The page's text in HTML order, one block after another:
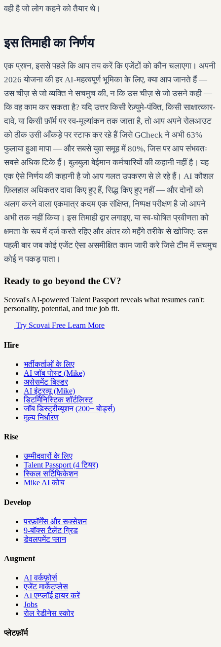
वही है जो लोग कहने को तैयार थे।
इस तिमाही का निर्णय
एक प्रश्न, इससे पहले कि आप तय करें कि एजेंटों को कौन चलाएगा। अपनी
2026 योजना की हर AI-महत्वपूर्ण भूमिका के लिए, क्या आप जानते हैं —
उस चीज़ से जो व्यक्ति ने सचमुच की, न कि उस चीज़ से जो उसने कही —
कि वह काम कर सकता है? यदि उत्तर किसी रेज़्युमे-पंक्ति, किसी साक्षात्कार-
दावे, या किसी फ़ॉर्म पर स्व-मूल्यांकन तक जाता है, तो आप अपने रोलआउट
को ठीक उसी आँकड़े पर स्टाफ कर रहे हैं जिसे GCheck ने अभी 63%
फुलाया हुआ मापा — और सबसे युवा समूह में 80%, जिस पर आप संभवतः
सबसे अधिक टिके हैं। बुलबुला बेईमान कर्मचारियों की कहानी नहीं है। यह
एक ऐसे निर्णय की कहानी है जो आप गलत उपकरण से ले रहे हैं। AI कौशल
फ़िलहाल अधिकतर दावा किए हुए हैं, सिद्ध किए हुए नहीं — और दोनों को
अलग करने वाला एकमात्र कदम एक संक्षिप्त, निष्पक्ष परीक्षण है जो आपने
अभी तक नहीं किया। इस तिमाही द्वार लगाइए, या स्व-घोषित प्रवीणता को
क्षमता के रूप में दर्ज करते रहिए और अंतर को महँगे तरीके से खोजिए: उस
पहली बार जब कोई एजेंट ऐसा असमीक्षित काम जारी करे जिसे टीम में सचमुच
कोई न पकड़ पाता।
Ready to go beyond the CV?
Scovai's AI-powered Talent Passport reveals what resumes can't:
personality, potential, and true job fit.
Try Scovai Free Learn More
Hire
भर्तीकर्ताओं के लिए
AI जॉब पोस्ट (Mike)
असेसमेंट बिल्डर
AI इंटरव्यू (Mike)
डिटर्मिनिस्टिक शॉर्टलिस्ट
जॉब डिस्ट्रीब्यूशन (200+ बोर्ड्स)
मूल्य निर्धारण
Rise
उम्मीदवारों के लिए
Talent Passport (4 टियर)
स्किल सर्टिफिकेशन
Mike AI कोच
Develop
परफ़ॉर्मेंस और सक्सेशन
9-बॉक्स टैलेंट ग्रिड
डेवलपमेंट प्लान
Augment
AI वर्कफ़ोर्स
एजेंट मार्केटप्लेस
AI एम्प्लॉई हायर करें
Jobs
रोल रेडीनेस स्कोर
प्लेटफ़ॉर्म